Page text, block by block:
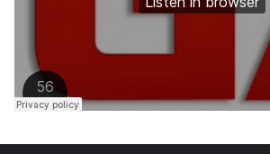
Municipal na região.
Em 2019, a prefeitura
saúde, cultura, alimentação
esporte na região. Em